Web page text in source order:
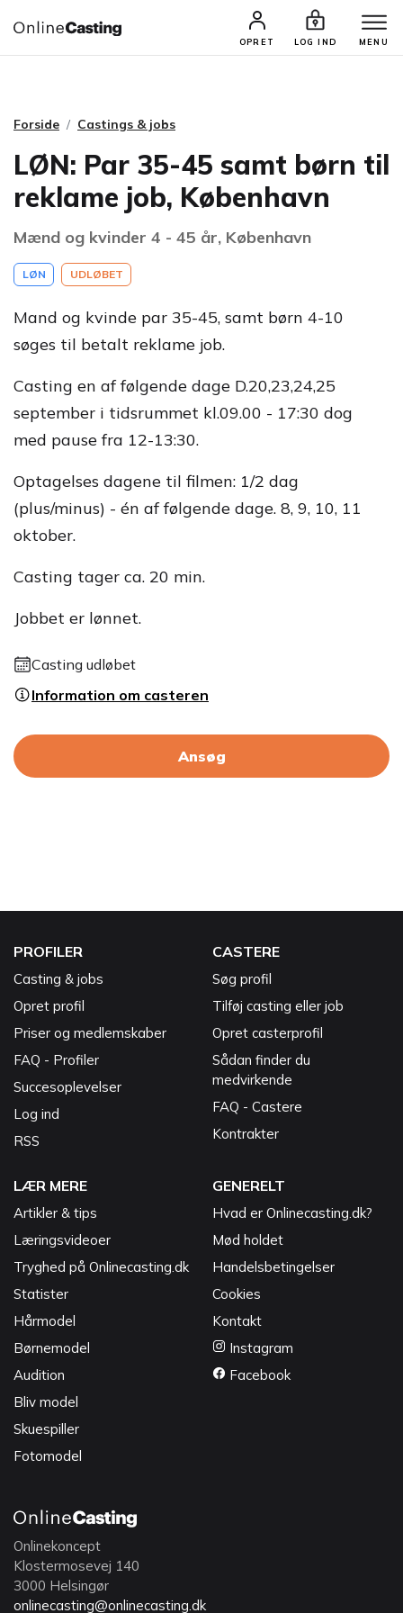
OPRET LOG IND MENU
CASTINGS & JOBS SØG PROFIL
Forside Castings & jobs
LØN: Par 35-45 samt børn til
reklame job, København
Mænd og kvinder 4 - 45 år, København
LØN UDLØBET
Mand og kvinde par 35-45, samt børn 4-10
søges til betalt reklame job.
Casting en af følgende dage D.20,23,24,25
september i tidsrummet kl.09.00 - 17:30 dog
med pause fra 12-13:30.
Optagelses dagene til filmen: 1/2 dag
(plus/minus) - én af følgende dage. 8, 9, 10, 11
oktober.
Casting tager ca. 20 min.
Jobbet er lønnet.
Casting udløbet
Information om casteren
Ansøg
PROFILER
Casting & jobs
Opret profil
Priser og medlemskaber
FAQ - Profiler
Succesoplevelser
Log ind
RSS
CASTERE
Søg profil
Tilføj casting eller job
Opret casterprofil
Sådan finder du
medvirkende
FAQ - Castere
Kontrakter
LÆR MERE
Artikler & tips
Læringsvideoer
Tryghed på Onlinecasting.dk
Statister
Hårmodel
Børnemodel
Audition
Bliv model
Skuespiller
Fotomodel
GENERELT
Hvad er Onlinecasting.dk?
Mød holdet
Handelsbetingelser
Cookies
Kontakt
Instagram
Facebook
Onlinekoncept
Klostermosevej 140
3000 Helsingør
onlinecasting@onlinecasting.dk